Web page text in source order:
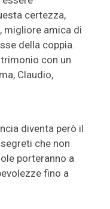
certezza,
migliore amica di
della coppia.
con un
Claudio,
diventa però il
che non
porteranno a
fino a